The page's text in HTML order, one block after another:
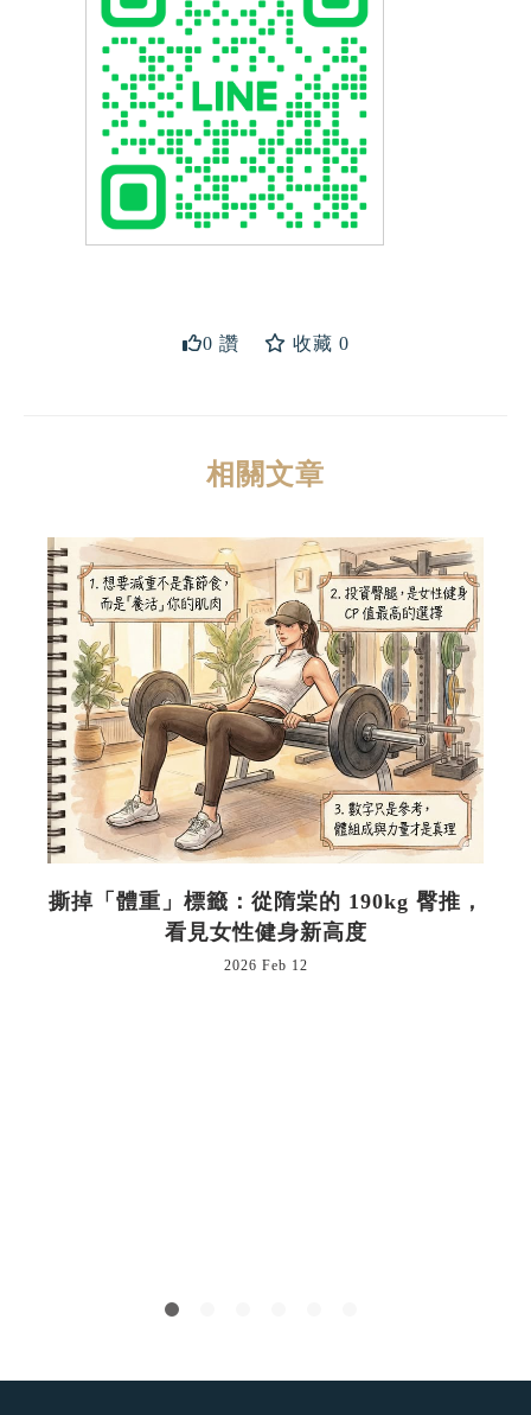
0 讚 收藏 0
相關文章
撕掉「體重」標籤：從隋棠的 190kg 臀推，
看見女性健身新高度
2026 Feb 12